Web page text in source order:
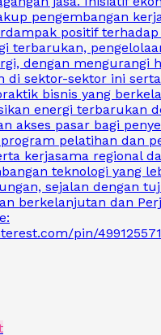
pengembangan
positif
terbarukan,
dengan mengurangi
di sektor-sektor ini
bisnis yang
energi terbarukan
akses pasar bagi
pelatihan dan
kerjasama regional
teknologi yang
sejalan dengan
berkelanjutan dan
pin/